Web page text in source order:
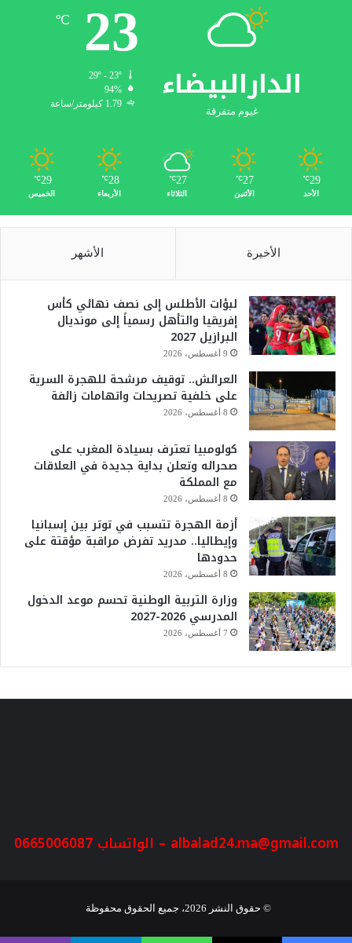
الدارالبيضاء
غيوم متفرقة
23
℃
94%
1.79 كيلومتر/ساعة
29
℃
الأحد
27
℃
الأثنين
27
℃
الثلاثاء
28
℃
الأربعاء
29
℃
الخميس
الأخيرة الأشهر
لبؤات الأطلس إلى نصف نهائي كأس
إفريقيا والتأهل رسمياً إلى مونديال
البرازيل 2027
9 أغسطس، 2026
العرائش.. توقيف مرشحة للهجرة السرية
على خلفية تصريحات واتهامات زائفة
8 أغسطس، 2026
كولومبيا تعترف بسيادة المغرب على
صحرائه وتعلن بداية جديدة في العلاقات
مع المملكة
8 أغسطس، 2026
أزمة الهجرة تتسبب في توتر بين إسبانيا
وإيطاليا.. مدريد تفرض مراقبة مؤقتة على
حدودها
8 أغسطس، 2026
وزارة التربية الوطنية تحسم موعد الدخول
المدرسي 2026-2027
7 أغسطس، 2026
albalad24.ma@gmail.com – الواتساب 0665006087
© حقوق النشر 2026، جميع الحقوق محفوظة